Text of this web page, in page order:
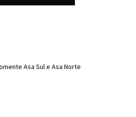
Asa Sul e Asa Norte